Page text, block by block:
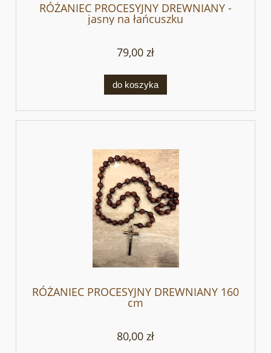
RÓŻANIEC PROCESYJNY DREWNIANY -
jasny na łańcuszku
79,00 zł
do koszyka
RÓŻANIEC PROCESYJNY DREWNIANY 160
cm
80,00 zł